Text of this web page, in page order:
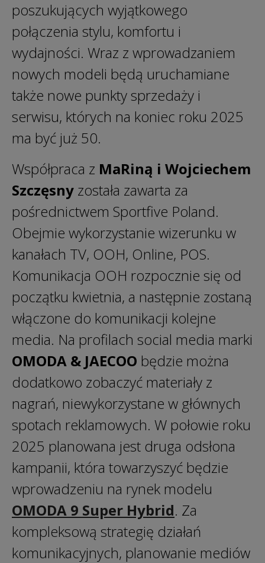
poszukujących wyjątkowego
połączenia stylu, komfortu i
wydajności. Wraz z wprowadzaniem
nowych modeli będą uruchamiane
także nowe punkty sprzedaży i
serwisu, których na koniec roku 2025
ma być już 50.
Współpraca z MaRiną i Wojciechem
Szczęsny została zawarta za
pośrednictwem Sportfive Poland.
Obejmie wykorzystanie wizerunku w
kanałach TV, OOH, Online, POS.
Komunikacja OOH rozpocznie się od
początku kwietnia, a następnie zostaną
włączone do komunikacji kolejne
media. Na profilach social media marki
OMODA & JAECOO będzie można
dodatkowo zobaczyć materiały z
nagrań, niewykorzystane w głównych
spotach reklamowych. W połowie roku
2025 planowana jest druga odsłona
kampanii, która towarzyszyć będzie
wprowadzeniu na rynek modelu
OMODA 9 Super Hybrid. Za
kompleksową strategię działań
komunikacyjnych, planowanie mediów